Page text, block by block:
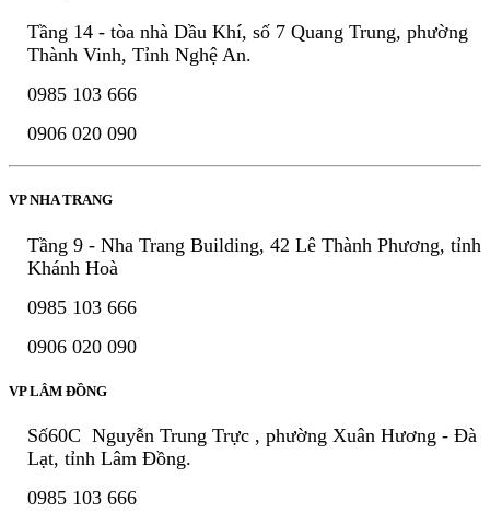
Tầng 14 - tòa nhà Dầu Khí, số 7 Quang Trung, phường
Thành Vinh, Tỉnh Nghệ An.
0985 103 666
0906 020 090
VP NHA TRANG
Tầng 9 - Nha Trang Building, 42 Lê Thành Phương, tỉnh
Khánh Hoà
0985 103 666
0906 020 090
VP LÂM ĐỒNG
Số60C Nguyễn Trung Trực , phường Xuân Hương - Đà
Lạt, tỉnh Lâm Đồng.
0985 103 666